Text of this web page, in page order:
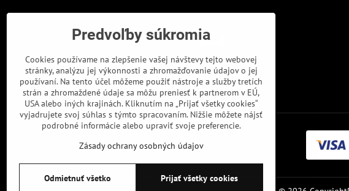
Predvoľby súkromia
Cookies používame na zlepšenie vašej návštevy tejto webovej
stránky, analýzu jej výkonnosti a zhromažďovanie údajov o jej
používaní. Na tento účel môžeme použiť nástroje a služby tretích
strán a zhromaždené údaje sa môžu preniesť k partnerom v EÚ,
USA alebo iných krajinách. Kliknutím na „Prijať všetky cookies“
vyjadrujete svoj súhlas s týmto spracovaním. Nižšie môžete nájsť
podrobné informácie alebo upraviť svoje preferencie.
Zásady ochrany osobných údajov
Prijať všetky cookies
Odmietnuť všetko